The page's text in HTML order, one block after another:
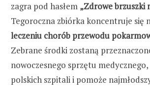
zagra pod hasłem „Zdrowe brzuszki
Tegoroczna zbiórka koncentruje się
leczeniu chorób przewodu
Zebrane środki zostaną
nowoczesnego sprzętu
polskich szpitali i pomoże